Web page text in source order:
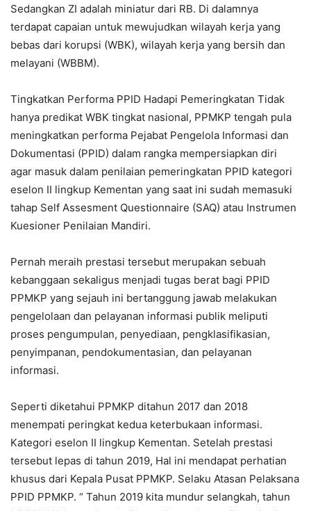
Sedangkan ZI adalah miniatur dari RB. Di dalamnya
terdapat capaian untuk mewujudkan wilayah kerja yang
bebas dari korupsi (WBK), wilayah kerja yang bersih dan
melayani (WBBM).
Tingkatkan Performa PPID Hadapi Pemeringkatan Tidak
hanya predikat WBK tingkat nasional, PPMKP tengah pula
meningkatkan performa Pejabat Pengelola Informasi dan
Dokumentasi (PPID) dalam rangka mempersiapkan diri
agar masuk dalam penilaian pemeringkatan PPID kategori
eselon II lingkup Kementan yang saat ini sudah memasuki
tahap Self Assesment Questionnaire (SAQ) atau Instrumen
Kuesioner Penilaian Mandiri.
Pernah meraih prestasi tersebut merupakan sebuah
kebanggaan sekaligus menjadi tugas berat bagi PPID
PPMKP yang sejauh ini bertanggung jawab melakukan
pengelolaan dan pelayanan informasi publik meliputi
proses pengumpulan, penyediaan, pengklasifikasian,
penyimpanan, pendokumentasian, dan pelayanan
informasi.
Seperti diketahui PPMKP ditahun 2017 dan 2018
menempati peringkat kedua keterbukaan informasi.
Kategori eselon II lingkup Kementan. Setelah prestasi
tersebut lepas di tahun 2019, Hal ini mendapat perhatian
khusus dari Kepala Pusat PPMKP. Selaku Atasan Pelaksana
PPID PPMKP. “ Tahun 2019 kita mundur selangkah, tahun